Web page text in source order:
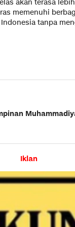
akan terasa
memenuhi
tanpa
Iklan